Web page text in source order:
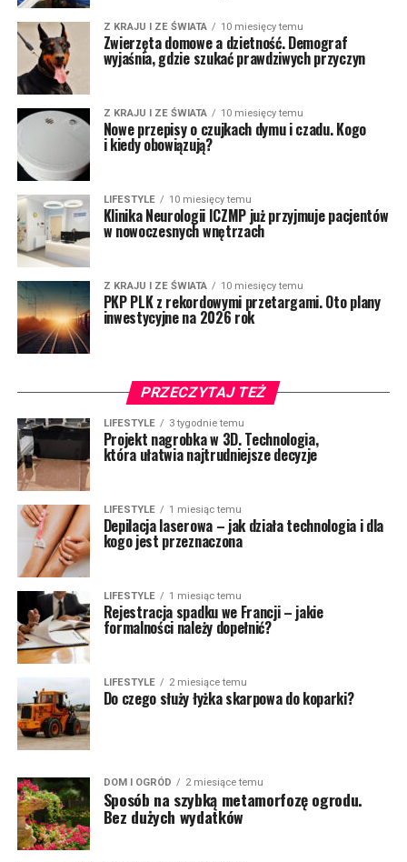
Z KRAJU I ZE ŚWIATA 10 miesięcy temu
Zwierzęta domowe a dzietność. Demograf
wyjaśnia, gdzie szukać prawdziwych przyczyn
Z KRAJU I ZE ŚWIATA 10 miesięcy temu
Nowe przepisy o czujkach dymu i czadu. Kogo
i kiedy obowiązują?
LIFESTYLE 10 miesięcy temu
Klinika Neurologii ICZMP już przyjmuje pacjentów
w nowoczesnych wnętrzach
Z KRAJU I ZE ŚWIATA 10 miesięcy temu
PKP PLK z rekordowymi przetargami. Oto plany
inwestycyjne na 2026 rok
PRZECZYTAJ TEŻ
LIFESTYLE 3 tygodnie temu
Projekt nagrobka w 3D. Technologia,
która ułatwia najtrudniejsze decyzje
LIFESTYLE 1 miesiąc temu
Depilacja laserowa – jak działa technologia i dla
kogo jest przeznaczona
LIFESTYLE 1 miesiąc temu
Rejestracja spadku we Francji – jakie
formalności należy dopełnić?
LIFESTYLE 2 miesiące temu
Do czego służy łyżka skarpowa do koparki?
DOM I OGRÓD 2 miesiące temu
Sposób na szybką metamorfozę ogrodu.
Bez dużych wydatków